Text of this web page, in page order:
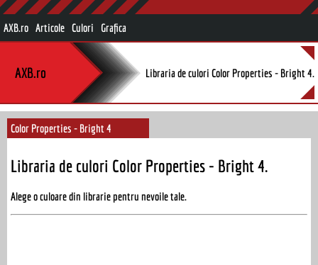
AXB.ro Articole Culori Grafica
AXB.ro Libraria de culori Color Properties - Bright 4.
Color Properties - Bright 4
Libraria de culori Color Properties - Bright 4.
Alege o culoare din librarie pentru nevoile tale.